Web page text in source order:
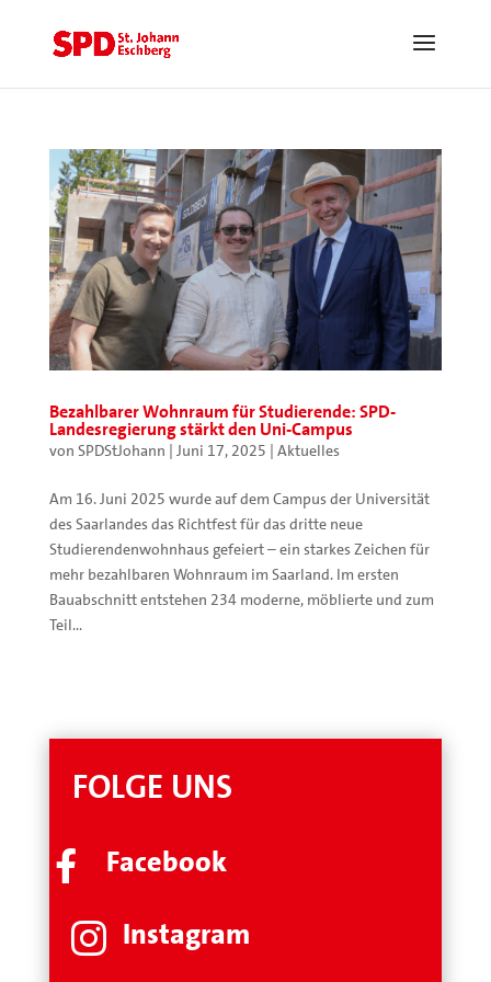
Bezahlbarer Wohnraum für Studierende: SPD-
Landesregierung stärkt den Uni-Campus
von SPDStJohann | Juni 17, 2025 | Aktuelles
Am 16. Juni 2025 wurde auf dem Campus der Universität
des Saarlandes das Richtfest für das dritte neue
Studierendenwohnhaus gefeiert – ein starkes Zeichen für
mehr bezahlbaren Wohnraum im Saarland. Im ersten
Bauabschnitt entstehen 234 moderne, möblierte und zum
Teil...
FOLGE UNS
 Facebook
 Instagram